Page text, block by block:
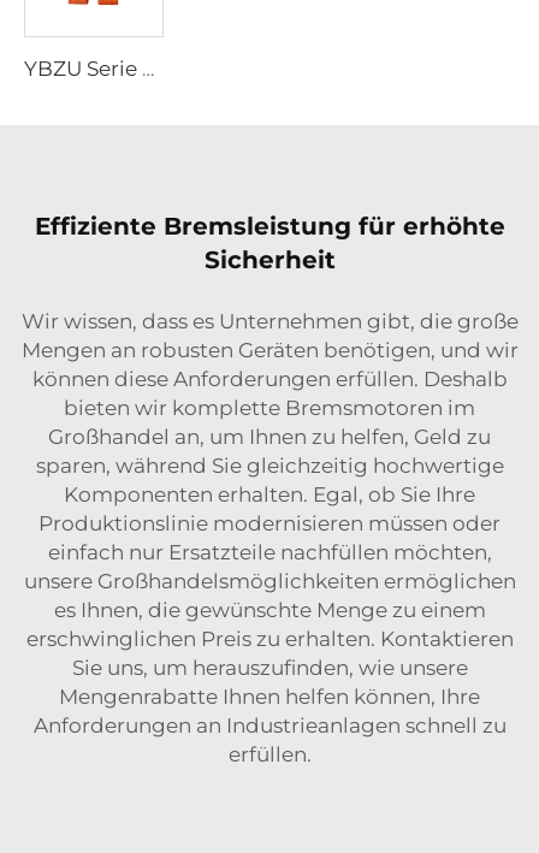
YBZU Serie Explosionsgeschützte Drehstrom-Asynchronmotoren für Vibrationsquellen
Effiziente Bremsleistung für erhöhte
Sicherheit
Wir wissen, dass es Unternehmen gibt, die große
Mengen an robusten Geräten benötigen, und wir
können diese Anforderungen erfüllen. Deshalb
bieten wir komplette Bremsmotoren im
Großhandel an, um Ihnen zu helfen, Geld zu
sparen, während Sie gleichzeitig hochwertige
Komponenten erhalten. Egal, ob Sie Ihre
Produktionslinie modernisieren müssen oder
einfach nur Ersatzteile nachfüllen möchten,
unsere Großhandelsmöglichkeiten ermöglichen
es Ihnen, die gewünschte Menge zu einem
erschwinglichen Preis zu erhalten. Kontaktieren
Sie uns, um herauszufinden, wie unsere
Mengenrabatte Ihnen helfen können, Ihre
Anforderungen an Industrieanlagen schnell zu
erfüllen.